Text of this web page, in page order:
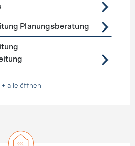
Planungsberatung
+ alle öffnen